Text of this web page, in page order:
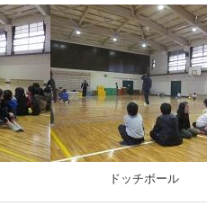
ドッチボール